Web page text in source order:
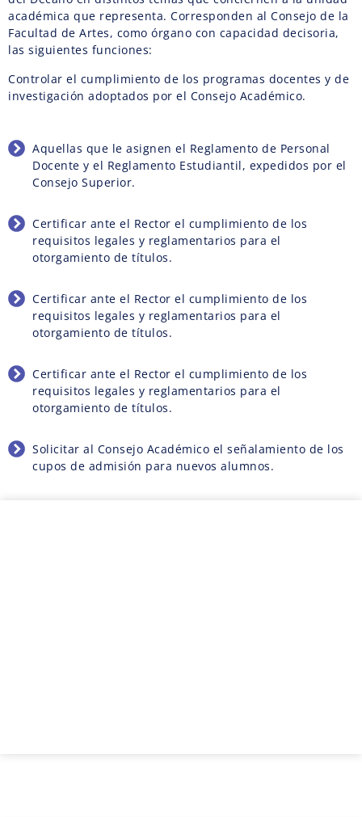
académica que representa. Corresponden al Consejo de la
Facultad de Artes, como órgano con capacidad decisoria,
las siguientes funciones:
Controlar el cumplimiento de los programas docentes y de
investigación adoptados por el Consejo Académico.
Aquellas que le asignen el Reglamento de Personal
Docente y el Reglamento Estudiantil, expedidos por el
Consejo Superior.
Certificar ante el Rector el cumplimiento de los
requisitos legales y reglamentarios para el
otorgamiento de títulos.
Certificar ante el Rector el cumplimiento de los
requisitos legales y reglamentarios para el
otorgamiento de títulos.
Certificar ante el Rector el cumplimiento de los
requisitos legales y reglamentarios para el
otorgamiento de títulos.
Solicitar al Consejo Académico el señalamiento de los
cupos de admisión para nuevos alumnos.